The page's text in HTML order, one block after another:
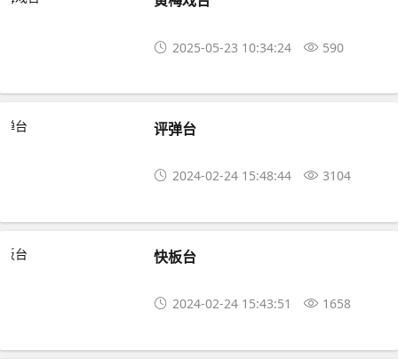
2025-05-23 10:34:24 590
评弹台
2024-02-24 15:48:44 3104
快板台
2024-02-24 15:43:51 1658